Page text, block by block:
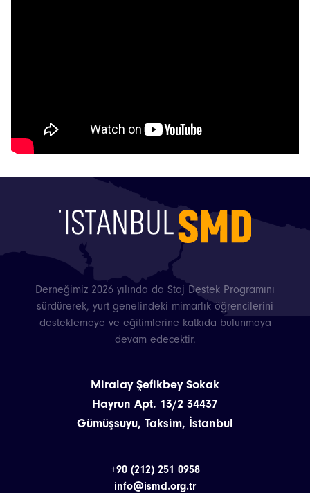
İstanbulSMD
Haberler
Etkinlikler
Projeler
Bültenler
Derneğimiz 2026 yılında da Staj Destek Programını
sürdürerek, yurt genelindeki mimarlık öğrencilerini
desteklemeye ve eğitimlerine katkıda bulunmaya
devam edecektir.
Miralay Şefikbey Sokak
Hayrun Apt. 13/2 34437
Gümüşsuyu, Taksim, İstanbul
+90 (212) 251 0958
info@ismd.org.tr